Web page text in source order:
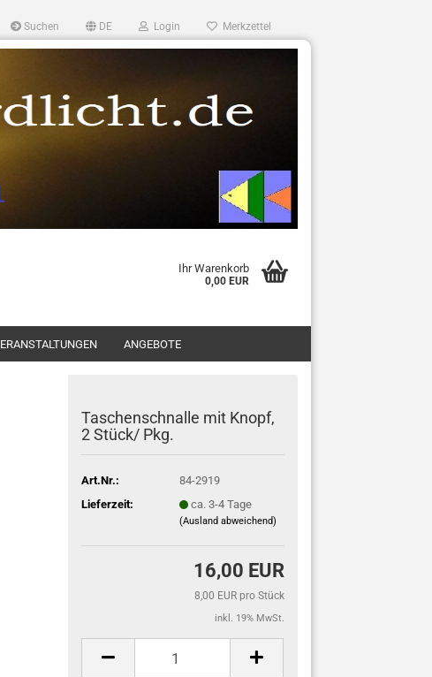
Suchen DE Login Merkzettel
Ihr Warenkorb
0,00 EUR
ANGEBOTE
Taschenschnalle mit Knopf,
2 Stück/ Pkg.
Art.Nr.:
84-2919
Lieferzeit:
ca. 3-4 Tage
(Ausland abweichend)
16,00 EUR
8,00 EUR pro Stück
inkl. 19% MwSt.